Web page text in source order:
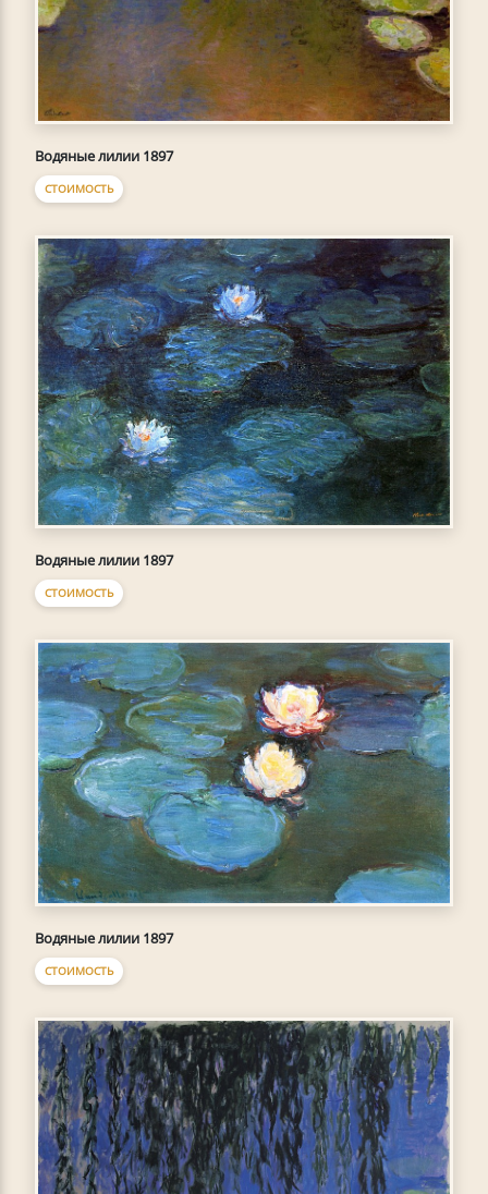
Водяные лилии 1897
СТОИМОСТЬ
Водяные лилии 1897
СТОИМОСТЬ
Водяные лилии 1897
СТОИМОСТЬ